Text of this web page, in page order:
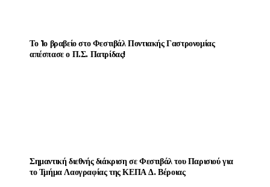
Το 1ο βραβείο στο Φεστιβάλ Ποντιακής Γαστρονομίας
απέσπασε ο Π.Σ. Πατρίδας!
Σημαντική διεθνής διάκριση σε Φεστιβάλ του Παρισιού για
το Τμήμα Λαογραφίας της ΚΕΠΑ Δ. Βέροιας